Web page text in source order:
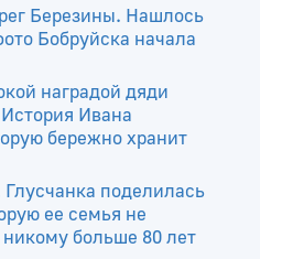
Березины. Нашлось
Бобруйска начала
наградой дяди
Ивана
бережно хранит
поделилась
ее семья не
больше 80 лет